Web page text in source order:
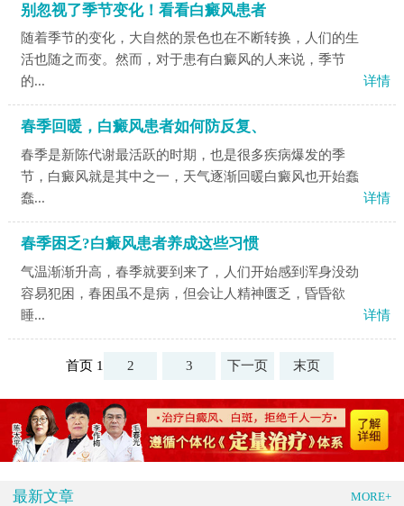
别忽视了季节变化！看看白癜风患者
随着季节的变化，大自然的景色也在不断转换，人们的生
活也随之而变。然而，对于患有白癜风的人来说，季节
的...
详情
春季回暖，白癜风患者如何防反复、
春季是新陈代谢最活跃的时期，也是很多疾病爆发的季
节，白癜风就是其中之一，天气逐渐回暖白癜风也开始蠢
蠢...
详情
春季困乏?白癜风患者养成这些习惯
气温渐渐升高，春季就要到来了，人们开始感到浑身没劲
容易犯困，春困虽不是病，但会让人精神匮乏，昏昏欲
睡...
详情
首页 1 2 3 下一页 末页
最新文章 MORE+